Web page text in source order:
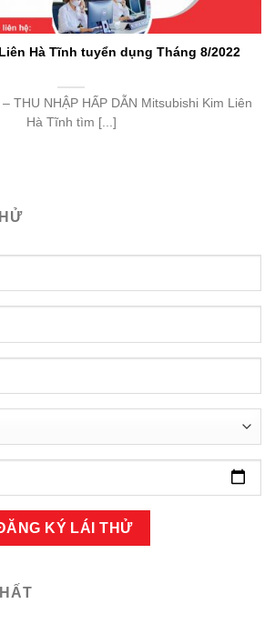
Hà Tĩnh tuyển dụng Tháng 8/2022
THU NHẬP HẤP DẪN Mitsubishi Kim Liên
Hà Tĩnh tìm [...]